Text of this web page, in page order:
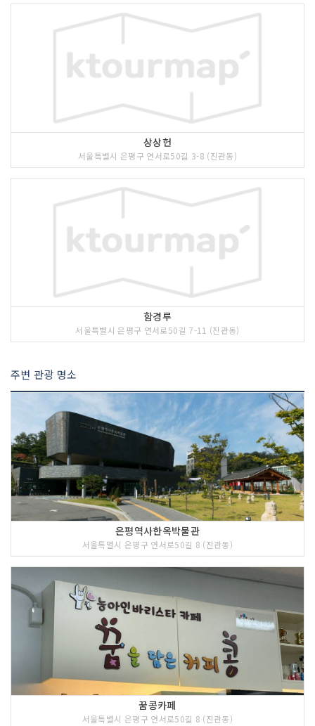
상상헌
서울특별시 은평구 연서로50길 3-8 (진관동)
함경루
서울특별시 은평구 연서로50길 7-11 (진관동)
주변 관광 명소
은평역사한옥박물관
서울특별시 은평구 연서로50길 8 (진관동)
꿈콩카페
서울특별시 은평구 연서로50길 8 (진관동)